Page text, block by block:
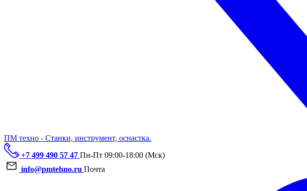
ПМ техно - Станки, инструмент, оснастка.
+7 499 490 57 47 Пн-Пт 09:00-18:00 (Мск)
info@pmtehno.ru Почта